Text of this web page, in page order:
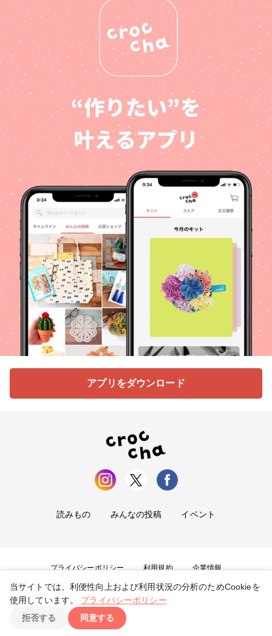
アプリをダウンロード
読みもの みんなの投稿 イベント
プライバシーポリシー 利用規約 企業情報
お問い合わせ
Copyright ©2026tryangle Co., Ltd. All Rights Reserved.
当サイトでは、利便性向上および利用状況の分析のためCookieを
使用しています。
プライバシーポリシー
拒否する
同意する